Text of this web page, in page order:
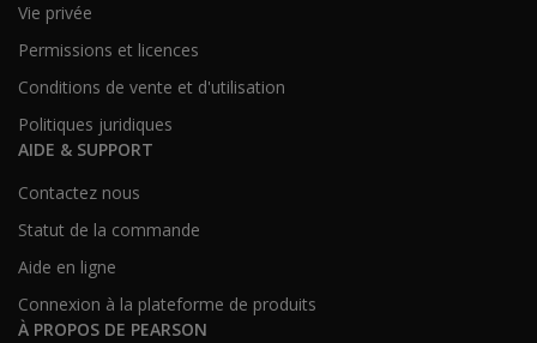
Vie privée
Permissions et licences
Conditions de vente et d'utilisation
Politiques juridiques
AIDE & SUPPORT
Contactez nous
Statut de la commande
Aide en ligne
Connexion à la plateforme de produits
À PROPOS DE PEARSON